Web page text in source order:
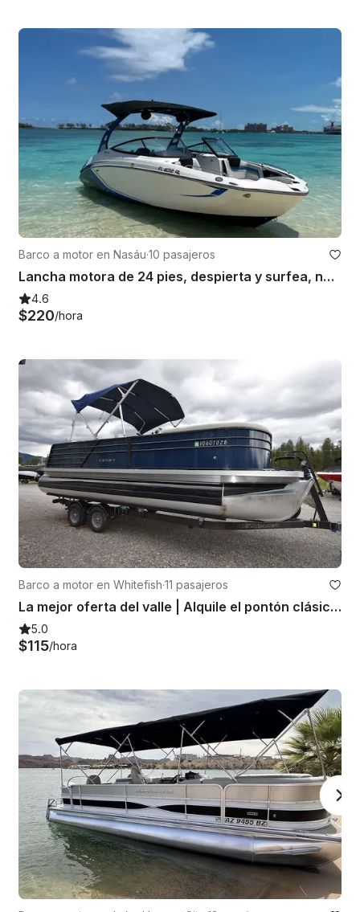
Barco a motor en Nasáu·10 pasajeros
Lancha motora de 24 pies, despierta y surfea, nada gratis con los cerdos y haz esnórquel con las tortugas
4.6
$220/hora
Barco a motor en Whitefish·11 pasajeros
La mejor oferta del valle | Alquile el pontón clásico Crest de 23 pies en Whitefish Lake
5.0
$115/hora